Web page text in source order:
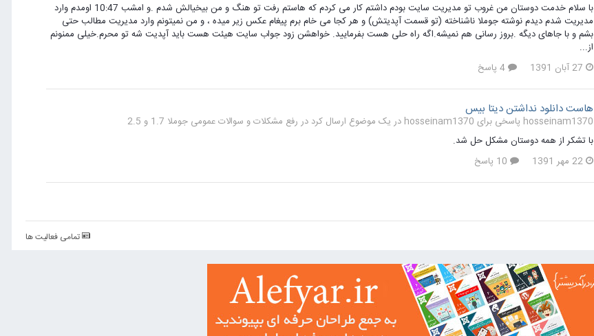
با سلام خدمت دوستان من غروب تو مدیریت سایت بودم داشتم کار می کردم که هاستم رفت تو هنگ و من بیخیالش شدم .و امشب 10:47 اومدم وارد
مدیریت شدم دیدم نوشته جوملا ناشناخته (تو قسمت آپدیتش) و هر کجا می خام برم پیغام عکس زیر میده ، و من نمیتونم وارد مدیریت مطالب حتی
بشم و با جاهای دیگه .بروز رسانی هم نمیشه.اگه راه حلی هست بفرمایید. خواهشن زود جواب سایت هیئت هست باید آپدیت شه تو محرم.خیلی ممنونم
از...
27 آبان 1391
هاست دانلود نداشتن دیتا بیس
hosseinam1370 پاسخی برای hosseinam1370 در یک موضوع ارسال کرد در
رفع مشکلات و سوالات عمومی جوملا 1.7 و 2.5
با تشکر از همه دوستان مشکل حل شد.
22 مهر 1391
تمامی فعالیت ها